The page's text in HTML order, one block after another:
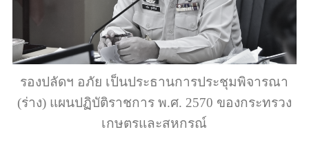
รองปลัดฯ อภัย เป็นประธานการประชุมพิจารณา
(ร่าง) แผนปฏิบัติราชการ พ.ศ. 2570 ของกระทรวง
เกษตรและสหกรณ์